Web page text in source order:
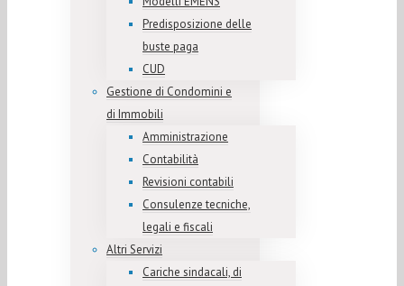
Predisposizione delle
buste paga
CUD
Gestione di Condomini e
di Immobili
Amministrazione
Contabilità
Revisioni contabili
Consulenze tecniche,
legali e fiscali
Altri Servizi
Cariche sindacali, di